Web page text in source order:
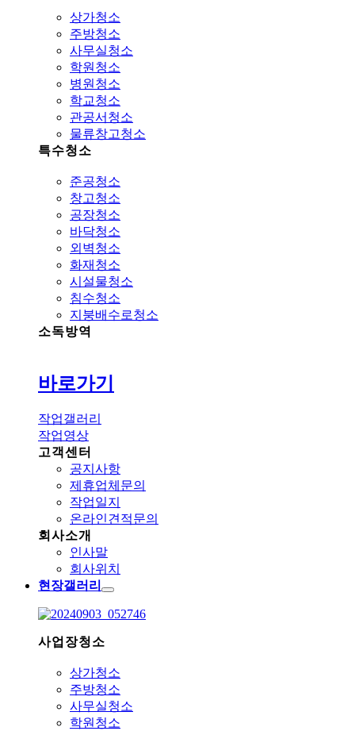
상가청소
주방청소
사무실청소
학원청소
병원청소
학교청소
관공서청소
물류창고청소
특수청소
준공청소
창고청소
공장청소
바닥청소
외벽청소
화재청소
시설물청소
침수청소
지붕배수로청소
소독방역
바로가기
작업갤러리
작업영상
고객센터
공지사항
제휴업체문의
작업일지
온라인견적문의
회사소개
인사말
회사위치
현장갤러리
사업장청소
상가청소
주방청소
사무실청소
학원청소